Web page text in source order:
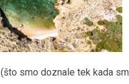
(što smo doznale tek kada